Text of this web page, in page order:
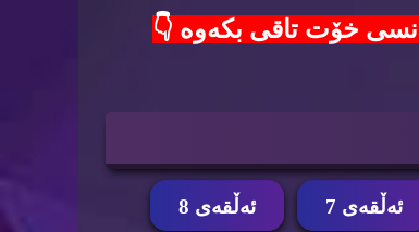
ئه‌ڵقه‌ی 7 ئه‌ڵقه‌ی 8